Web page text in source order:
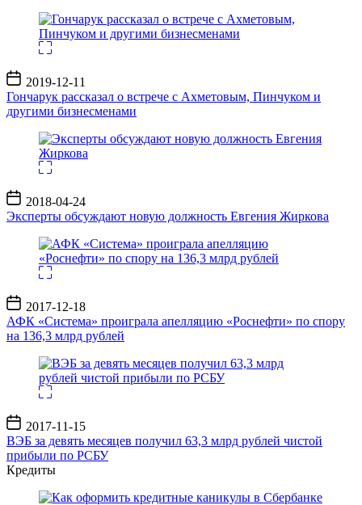
Дата
записи
2019-12-11
Гончарук рассказал о встрече с Ахметовым, Пинчуком и
другими бизнесменами
Дата
записи
2018-04-24
Эксперты обсуждают новую должность Евгения Жиркова
Дата
записи
2017-12-18
АФК «Система» проиграла апелляцию «Роснефти» по спору
на 136,3 млрд рублей
Дата
записи
2017-11-15
ВЭБ за девять месяцев получил 63,3 млрд рублей чистой
прибыли по РСБУ
Кредиты